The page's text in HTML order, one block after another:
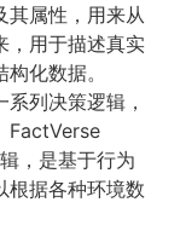
其属性，用来从
，用于描述真实
化数据。
列决策逻辑，
FactVerse
，是基于行为
根据各种环境数